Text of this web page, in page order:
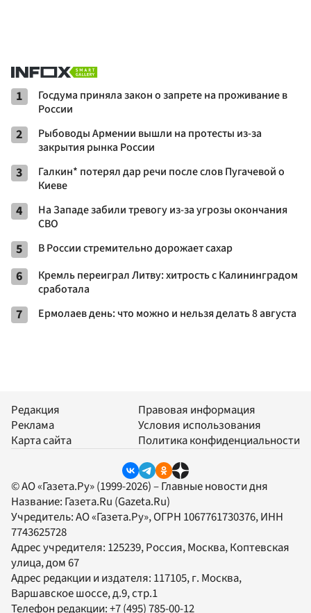
1
Госдума приняла закон о запрете на проживание в
России
2
Рыбоводы Армении вышли на протесты из-за
закрытия рынка России
3
Галкин* потерял дар речи после слов Пугачевой о
Киеве
4
На Западе забили тревогу из-за угрозы окончания
СВО
5 В России стремительно дорожает сахар
6
Кремль переиграл Литву: хитрость с Калининградом
сработала
7 Ермолаев день: что можно и нельзя делать 8 августа
Редакция
Реклама
Карта сайта
Правовая информация
Условия использования
Политика конфиденциальности
© АО «Газета.Ру» (1999-2026) – Главные новости дня
Название: Газета.Ru (Gazeta.Ru)
Учредитель:АО «Газета.Ру», ОГРН 1067761730376, ИНН
7743625728
Адрес учредителя: 125239, Россия, Москва, Коптевская
улица, дом 67
Адрес редакции и издателя: 117105, г. Москва,
Варшавское шоссе, д.9, стр.1
Телефон редакции:+7 (495) 785-00-12